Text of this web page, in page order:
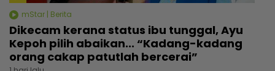
mStar | Berita
Dikecam kerana status ibu tunggal, Ayu
Kepoh pilih abaikan... “Kadang-kadang
orang cakap patutlah bercerai”